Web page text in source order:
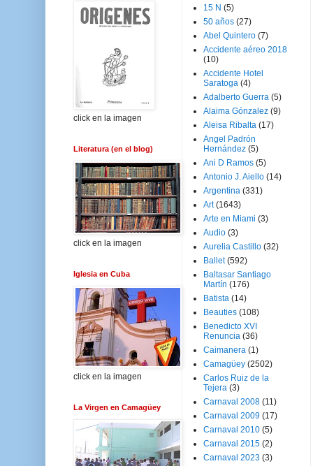
click en la imagen
Literatura (en el blog)
click en la imagen
Iglesia en Cuba
click en la imagen
La Virgen en Camagüey
15 N (5)
50 años (27)
Abel Quintero (7)
Accidente aéreo 2018
(10)
Accidente Hotel
Saratoga (4)
Adalberto Guerra (5)
Alaima Gónzalez (9)
Aleisa Ribalta (17)
Angel Padrón
Hernández (5)
Ani D Ramos (5)
Antonio J. Aiello (14)
Argentina (331)
Art (1643)
Arte en Miami (3)
Audio (3)
Aurelia Castillo (32)
Ballet (592)
Baltasar Santiago
Martín (176)
Batista (14)
Beauties (108)
Benedicto XVI
Renuncia (36)
Caimanera (1)
Camagüey (2502)
Carlos Ruiz de la
Tejera (3)
Carnaval 2008 (11)
Carnaval 2009 (17)
Carnaval 2010 (5)
Carnaval 2015 (2)
Carnaval 2023 (3)